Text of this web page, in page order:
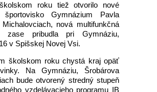
roku tiež otvorilo nové
športovisko Gymnázium Pavla
nová multifunkčná
zase pribudla pri Gymnáziu,
v Spišskej Novej Vsi.
školskom roku chystá kraj opäť
Na Gymnáziu, Šrobárova
bude otvorený stredný stupeň
vzdelávacieho programu IB